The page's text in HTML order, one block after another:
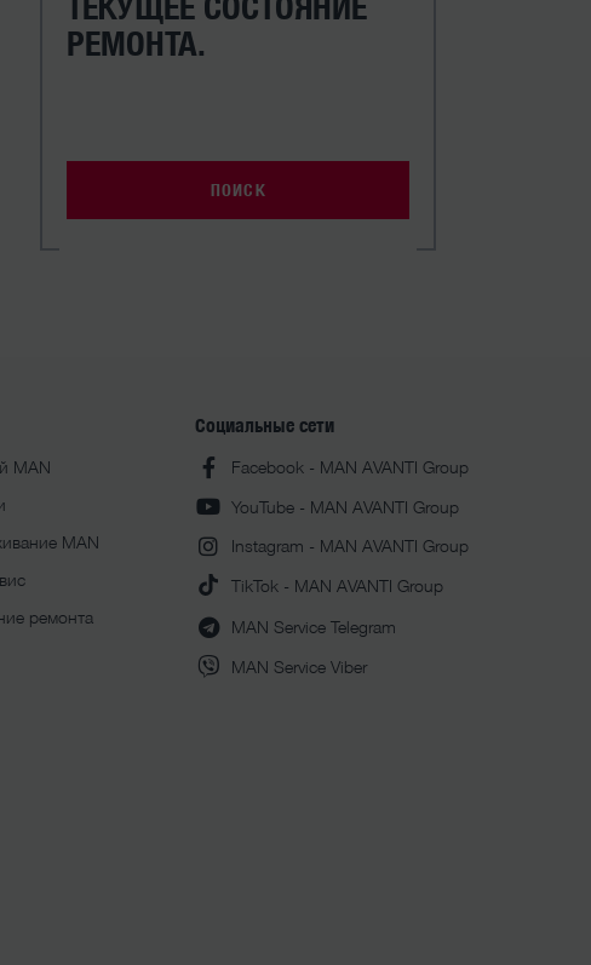
РЕМОНТА.
ПОИСК
MAN
MAN
ремонта
Социальные сети
Facebook - MAN AVANTI Group
YouTube - MAN AVANTI Group
Instagram - MAN AVANTI Group
TikTok - MAN AVANTI Group
MAN Service Telegram
MAN Service Viber